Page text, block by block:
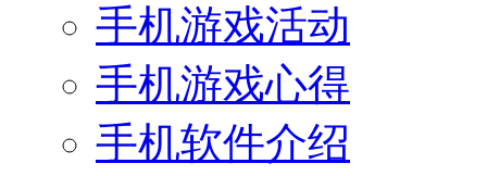
手机游戏活动
手机游戏心得
手机软件介绍